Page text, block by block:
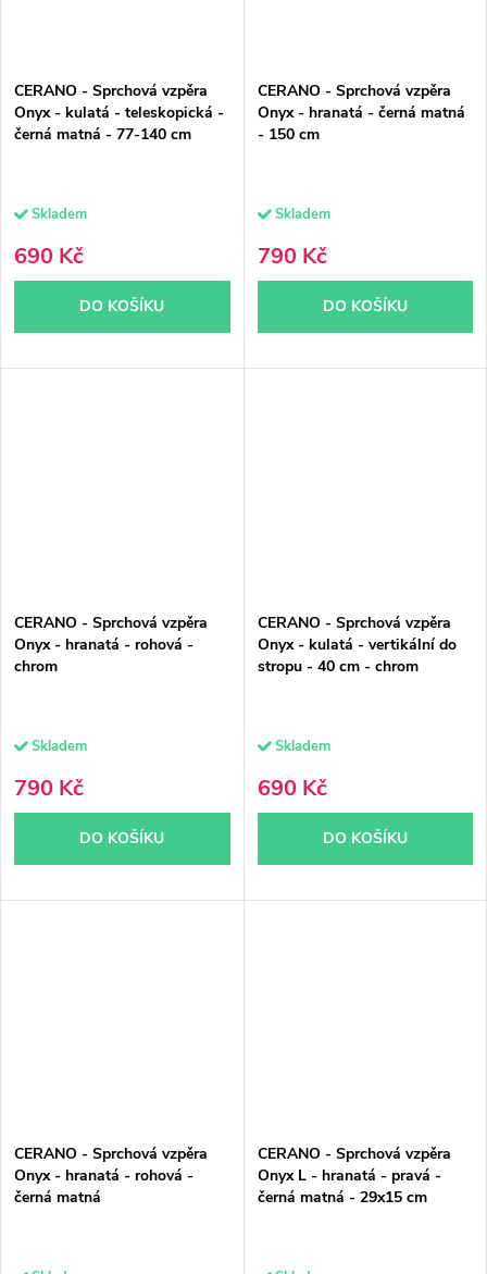
CERANO - Sprchová vzpěra
Onyx - kulatá - teleskopická -
černá matná - 77-140 cm
Skladem
690 Kč
DO KOŠÍKU
CERANO - Sprchová vzpěra
Onyx - hranatá - černá matná
- 150 cm
Skladem
790 Kč
DO KOŠÍKU
CERANO - Sprchová vzpěra
Onyx - hranatá - rohová -
chrom
Skladem
790 Kč
DO KOŠÍKU
CERANO - Sprchová vzpěra
Onyx - kulatá - vertikální do
stropu - 40 cm - chrom
Skladem
690 Kč
DO KOŠÍKU
CERANO - Sprchová vzpěra
Onyx - hranatá - rohová -
černá matná
CERANO - Sprchová vzpěra
Onyx L - hranatá - pravá -
černá matná - 29x15 cm